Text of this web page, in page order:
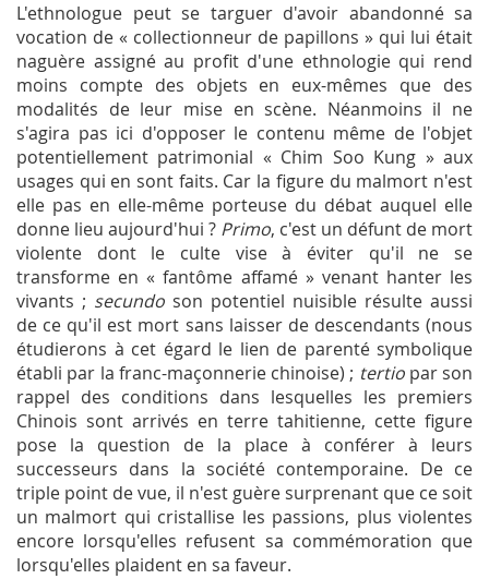
L'ethnologue peut se targuer d'avoir abandonné sa
vocation de « collectionneur de papillons » qui lui était
naguère assigné au profit d'une ethnologie qui rend
moins compte des objets en eux-mêmes que des
modalités de leur mise en scène. Néanmoins il ne
s'agira pas ici d'opposer le contenu même de l'objet
potentiellement patrimonial « Chim Soo Kung » aux
usages qui en sont faits. Car la figure du malmort n'est
elle pas en elle-même porteuse du débat auquel elle
donne lieu aujourd'hui ? Primo, c'est un défunt de mort
violente dont le culte vise à éviter qu'il ne se
transforme en « fantôme affamé » venant hanter les
vivants ; secundo son potentiel nuisible résulte aussi
de ce qu'il est mort sans laisser de descendants (nous
étudierons à cet égard le lien de parenté symbolique
établi par la franc-maçonnerie chinoise) ; tertiopar son
rappel des conditions dans lesquelles les premiers
Chinois sont arrivés en terre tahitienne, cette figure
pose la question de la place à conférer à leurs
successeurs dans la société contemporaine. De ce
triple point de vue, il n'est guère surprenant que ce soit
un malmort qui cristallise les passions, plus violentes
encore lorsqu'elles refusent sa commémoration que
lorsqu'elles plaident en sa faveur.